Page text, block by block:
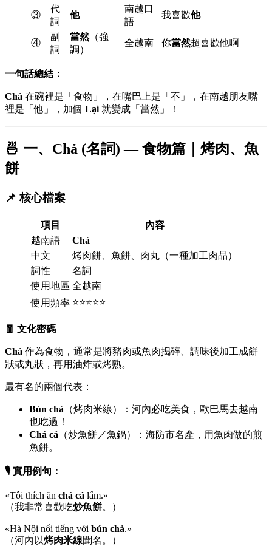
③
代
詞
他
南越口
語
我喜歡他
④
副
詞
當然（強
調）
全越南 你當然超喜歡他啊
一句話總結：
Chả 在碗裡是「食物」，在嘴巴上是「不」，在南越朋友嘴
裡是「他」，加個 Lại就變成「當然」！
🍜 一、Chả (名詞) — 食物篇｜烤肉、魚
餅
📌 核心檔案
項目
內容
越南語
Chả
中文
烤肉餅、魚餅、肉丸（一種加工肉品）
詞性
名詞
使用地區 全越南
使用頻率 ⭐⭐⭐⭐⭐
🧧 文化密碼
Chả 作為食物，通常是將豬肉或魚肉搗碎、調味後加工成餅
狀或丸狀，再用油炸或烤熟。
最有名的兩個代表：
Bún chả （烤肉米線）：河內必吃美食，歐巴馬去越南
也吃過！
Chả cá （炒魚餅／魚鍋）：海防市名產，用魚肉做的煎
魚餅。
🎙️ 實用例句：
«Tôi thích ăn chả cá lắm.»
（我非常喜歡吃炒魚餅。）
«Hà Nội nổi tiếng với bún chả.»
（河內以烤肉米線聞名。）